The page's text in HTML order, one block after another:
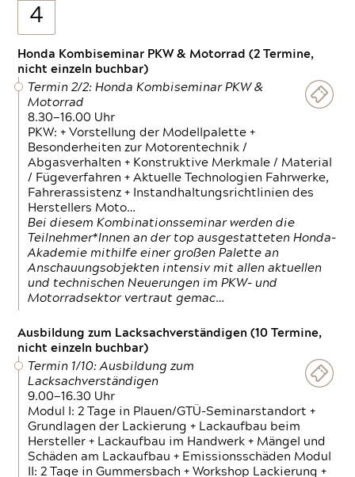
4
Honda Kombiseminar PKW & Motorrad (2 Termine,
nicht einzeln buchbar)
Termin 2/2: Honda Kombiseminar PKW &
Motorrad
8.30—16.00 Uhr
PKW: + Vorstellung der Modellpalette +
Besonderheiten zur Motorentechnik /
Abgasverhalten + Konstruktive Merkmale / Material
/ Fügeverfahren + Aktuelle Technologien Fahrwerke,
Fahrerassistenz + Instandhaltungsrichtlinien des
Herstellers Moto…
Bei diesem Kombinationsseminar werden die
Teilnehmer*Innen an der top ausgestatteten Honda-
Akademie mithilfe einer großen Palette an
Anschauungsobjekten intensiv mit allen aktuellen
und technischen Neuerungen im PKW- und
Motorradsektor vertraut gemac…
Ausbildung zum Lacksachverständigen (10 Termine,
nicht einzeln buchbar)
Termin 1/10: Ausbildung zum
Lacksachverständigen
9.00—16.30 Uhr
Modul I: 2 Tage in Plauen/GTÜ-Seminarstandort +
Grundlagen der Lackierung + Lackaufbau beim
Hersteller + Lackaufbau im Handwerk + Mängel und
Schäden am Lackaufbau + Emissionsschäden Modul
II: 2 Tage in Gummersbach + Workshop Lackierung +